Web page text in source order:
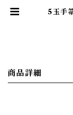
5玉手
商品詳細